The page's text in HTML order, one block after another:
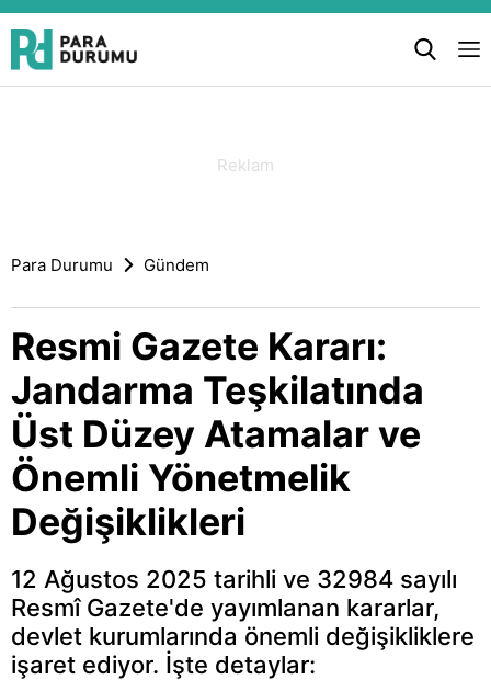
Para Durumu Gündem
Resmi Gazete Kararı:
Jandarma Teşkilatında
Üst Düzey Atamalar ve
Önemli Yönetmelik
Değişiklikleri
12 Ağustos 2025 tarihli ve 32984 sayılı
Resmî Gazete'de yayımlanan kararlar,
devlet kurumlarında önemli değişikliklere
işaret ediyor. İşte detaylar: